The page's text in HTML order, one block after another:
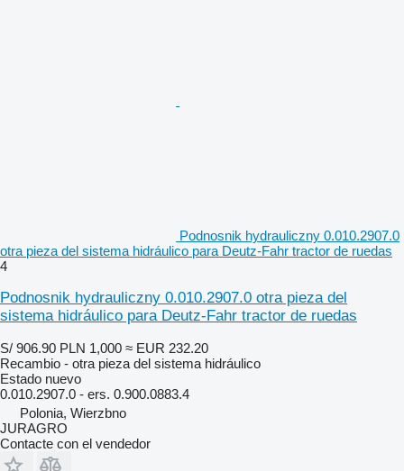
Podnosnik hydrauliczny 0.010.2907.0
otra pieza del sistema hidráulico para Deutz-Fahr tractor de ruedas
4
Podnosnik hydrauliczny 0.010.2907.0 otra pieza del
sistema hidráulico para Deutz-Fahr tractor de ruedas
S/ 906.90 PLN 1,000 ≈ EUR 232.20
Recambio - otra pieza del sistema hidráulico
Estado nuevo
0.010.2907.0 - ers. 0.900.0883.4
Polonia, Wierzbno
JURAGRO
Contacte con el vendedor